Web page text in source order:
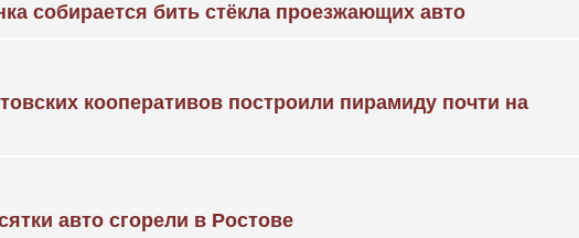
собирается бить стёкла проезжающих авто
кооперативов построили пирамиду почти на
авто сгорели в Ростове